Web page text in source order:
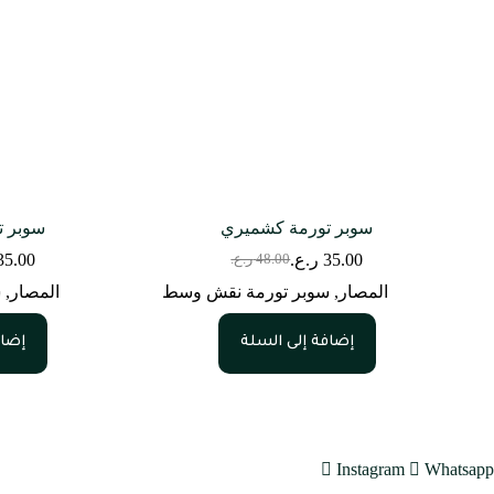
سوبر تورمة كشميري
48.00 ر.ع. السعر
الأصلي
هو:
48.00 ر.ع..
35.00 ر.ع.السعر
الحالي
هو:
35.00 ر.ع..
المصار , سوبر تورمة نقش وسط
إضافة إلى السلة
سوبر
المصار ,
Instagram
Whatsapp